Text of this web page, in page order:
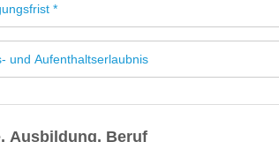
*
und Aufenthaltserlaubnis
Ausbildung, Beruf